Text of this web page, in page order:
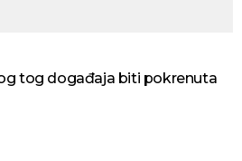
tog događaja biti pokrenuta